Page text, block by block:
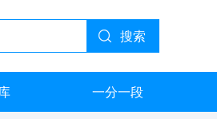
搜索
一分一段